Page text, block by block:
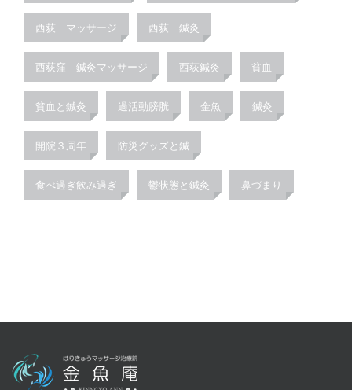
西荻 マッサージ 西荻 鍼灸
西荻窪 鍼灸マッサージ 西荻鍼灸 貧血
貧血と鍼灸 過活動膀胱 金魚 鍼灸
開院３周年 防災グッズと鍼
食べ過ぎ飲み過ぎ 鬱状態と鍼灸 鼻づまり